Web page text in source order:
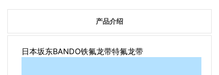
产品介绍
日本坂东BANDO铁氟龙带特氟龙带